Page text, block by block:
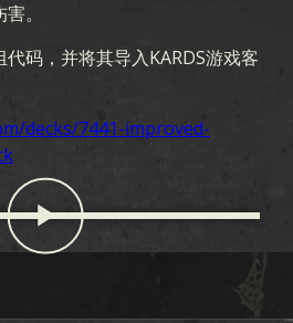
。
码，并将其导入KARDS游戏客
decks/7441-improved-